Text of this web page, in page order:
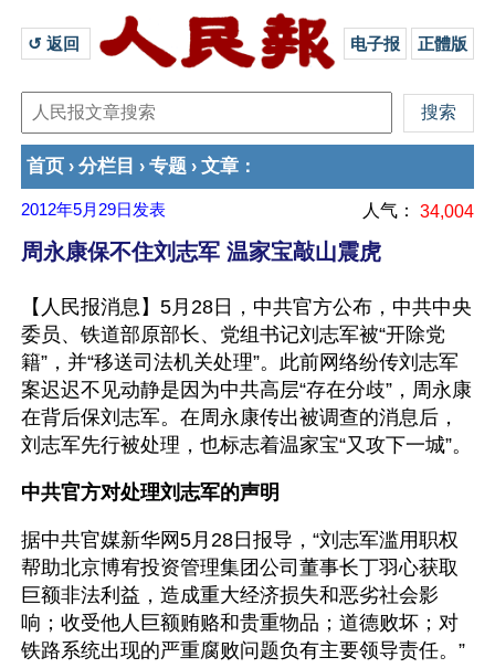
↺ 返回 电子报 正體版
首页 › 分栏目 › 专题 › 文章 ：
2012年5月29日 发表 人气： 34,004
周永康保不住刘志军 温家宝敲山震虎
【人民报消息】5月28日，中共官方公布，中共中央
委员、铁道部原部长、党组书记刘志军被“开除党
籍”，并“移送司法机关处理”。此前网络纷传刘志军
案迟迟不见动静是因为中共高层“存在分歧”，周永康
在背后保刘志军。在周永康传出被调查的消息后，
刘志军先行被处理，也标志着温家宝“又攻下一城”。
中共官方对处理刘志军的声明
据中共官媒新华网5月28日报导，“刘志军滥用职权
帮助北京博宥投资管理集团公司董事长丁羽心获取
巨额非法利益，造成重大经济损失和恶劣社会影
响；收受他人巨额贿赂和贵重物品；道德败坏；对
铁路系统出现的严重腐败问题负有主要领导责任。”